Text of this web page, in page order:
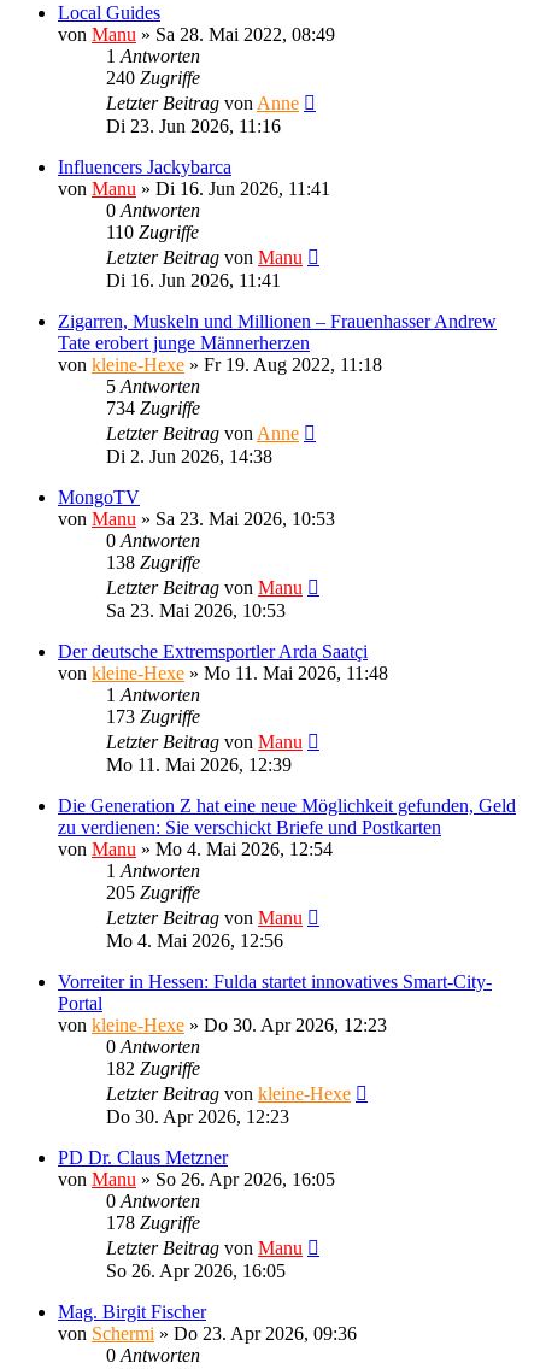
Local Guides
von Manu » Sa 28. Mai 2022, 08:49
1 Antworten
240 Zugriffe
Letzter Beitrag von Anne
Di 23. Jun 2026, 11:16
Influencers Jackybarca
von Manu » Di 16. Jun 2026, 11:41
0 Antworten
110 Zugriffe
Letzter Beitrag von Manu
Di 16. Jun 2026, 11:41
Zigarren, Muskeln und Millionen – Frauenhasser Andrew
Tate erobert junge Männerherzen
von kleine-Hexe » Fr 19. Aug 2022, 11:18
5 Antworten
734 Zugriffe
Letzter Beitrag von Anne
Di 2. Jun 2026, 14:38
MongoTV
von Manu » Sa 23. Mai 2026, 10:53
0 Antworten
138 Zugriffe
Letzter Beitrag von Manu
Sa 23. Mai 2026, 10:53
Der deutsche Extremsportler Arda Saatçi
von kleine-Hexe » Mo 11. Mai 2026, 11:48
1 Antworten
173 Zugriffe
Letzter Beitrag von Manu
Mo 11. Mai 2026, 12:39
Die Generation Z hat eine neue Möglichkeit gefunden, Geld
zu verdienen: Sie verschickt Briefe und Postkarten
von Manu » Mo 4. Mai 2026, 12:54
1 Antworten
205 Zugriffe
Letzter Beitrag von Manu
Mo 4. Mai 2026, 12:56
Vorreiter in Hessen: Fulda startet innovatives Smart-City-
Portal
von kleine-Hexe » Do 30. Apr 2026, 12:23
0 Antworten
182 Zugriffe
Letzter Beitrag von kleine-Hexe
Do 30. Apr 2026, 12:23
PD Dr. Claus Metzner
von Manu » So 26. Apr 2026, 16:05
0 Antworten
178 Zugriffe
Letzter Beitrag von Manu
So 26. Apr 2026, 16:05
Mag. Birgit Fischer
von Schermi » Do 23. Apr 2026, 09:36
0 Antworten